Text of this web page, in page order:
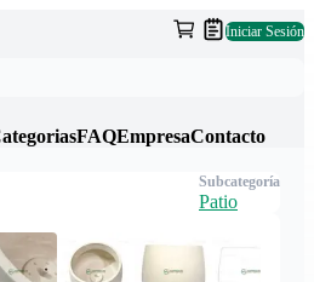
Iniciar Sesión
FAQEmpresaContacto
Subcategoría
Patio